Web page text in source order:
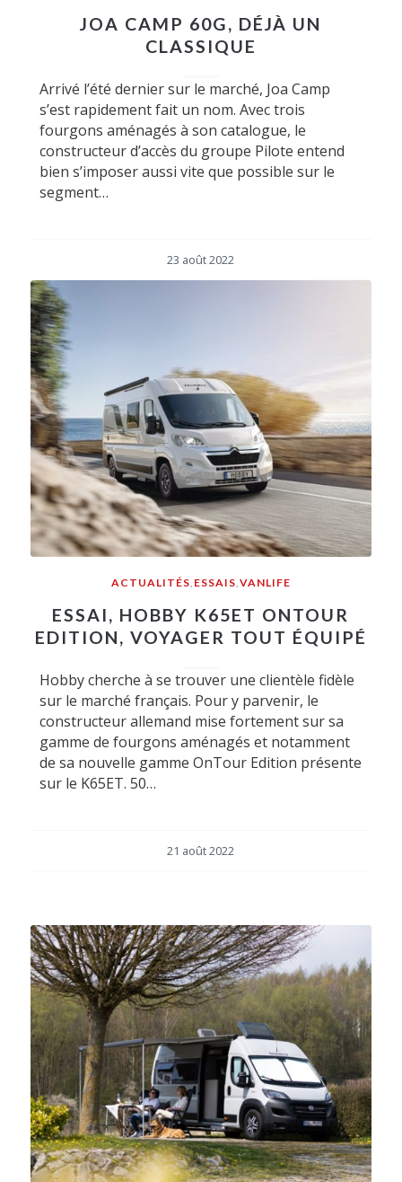
JOA CAMP 60G, DÉJÀ UN
CLASSIQUE
Arrivé l’été dernier sur le marché, Joa Camp
s’est rapidement fait un nom. Avec trois
fourgons aménagés à son catalogue, le
constructeur d’accès du groupe Pilote entend
bien s’imposer aussi vite que possible sur le
segment…
23 août 2022
ACTUALITÉS, ESSAIS,VANLIFE
ESSAI, HOBBY K65ET ONTOUR
EDITION, VOYAGER TOUT ÉQUIPÉ
Hobby cherche à se trouver une clientèle fidèle
sur le marché français. Pour y parvenir, le
constructeur allemand mise fortement sur sa
gamme de fourgons aménagés et notamment
de sa nouvelle gamme OnTour Edition présente
sur le K65ET. 50…
21 août 2022